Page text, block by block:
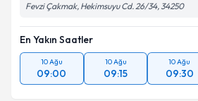
Fevzi Çakmak, Hekimsuyu Cd. 26/34, 34250
En Yakın Saatler
10 Ağu
09:00
10 Ağu
09:15
10 Ağu
09:30